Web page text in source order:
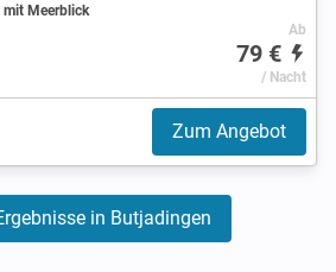
mit Meerblick
Ab
79 €
/ Nacht
Zum Angebot
in Butjadingen